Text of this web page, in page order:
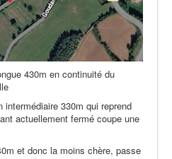
430m en continuité du
330m qui reprend
actuellement fermé coupe une
et donc la moins chère, passe